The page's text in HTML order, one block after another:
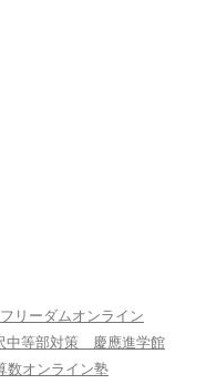
リーダムオンライン
中等部対策 慶應進学館
数オンライン塾